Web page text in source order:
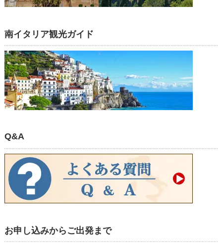
南イタリア観光ガイド
Q&A
お申し込みからご出発まで